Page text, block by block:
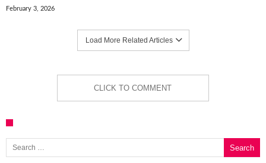
February 3, 2026
Load More Related Articles
CLICK TO COMMENT
Search for: